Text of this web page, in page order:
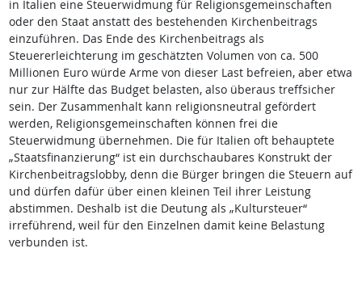
in Italien eine Steuerwidmung für Religionsgemeinschaften
oder den Staat anstatt des bestehenden Kirchenbeitrags
einzuführen. Das Ende des Kirchenbeitrags als
Steuererleichterung im geschätzten Volumen von ca. 500
Millionen Euro würde Arme von dieser Last befreien, aber etwa
nur zur Hälfte das Budget belasten, also überaus treffsicher
sein. Der Zusammenhalt kann religionsneutral gefördert
werden, Religionsgemeinschaften können frei die
Steuerwidmung übernehmen. Die für Italien oft behauptete
„Staatsfinanzierung“ ist ein durchschaubares Konstrukt der
Kirchenbeitragslobby, denn die Bürger bringen die Steuern auf
und dürfen dafür über einen kleinen Teil ihrer Leistung
abstimmen. Deshalb ist die Deutung als „Kultursteuer“
irreführend, weil für den Einzelnen damit keine Belastung
verbunden ist.